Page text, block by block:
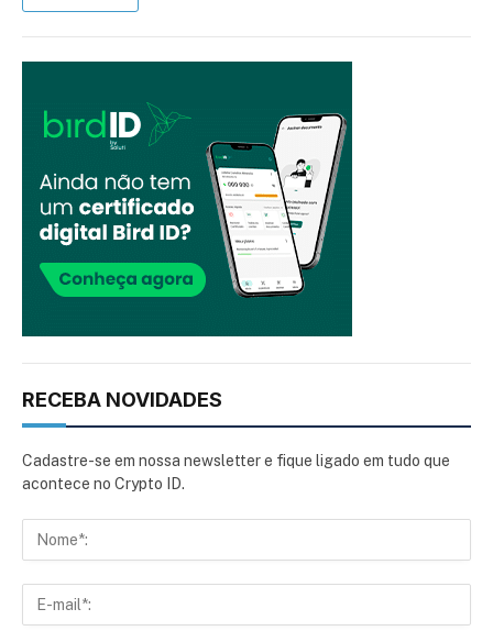
RECEBA NOVIDADES
Cadastre-se em nossa newsletter e fique ligado em tudo que
acontece no Crypto ID.